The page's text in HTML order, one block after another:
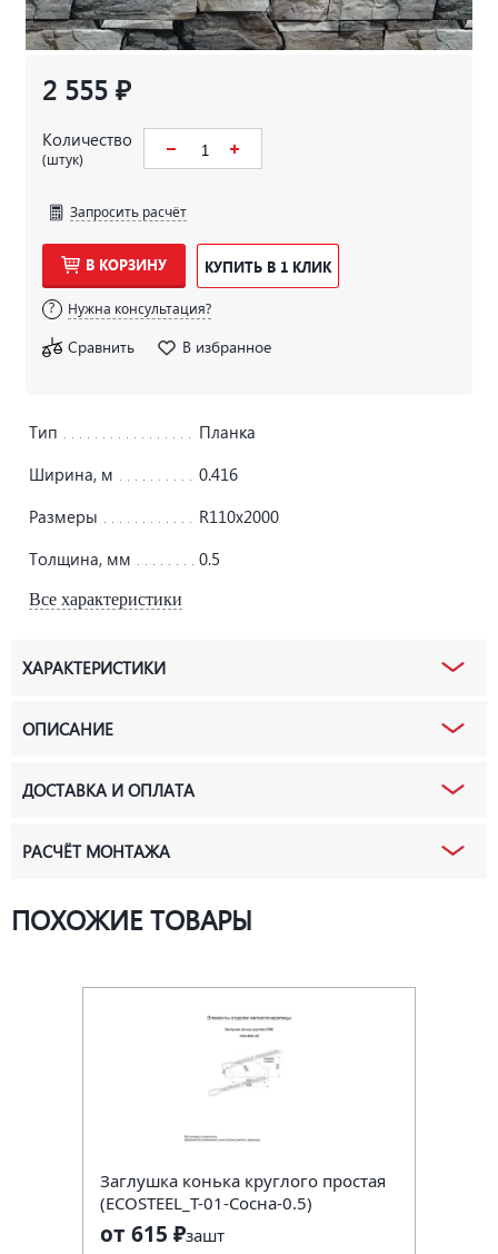
2 555 ₽
Количество
(штук)
Запросить расчёт
В КОРЗИНУ КУПИТЬ В 1 КЛИК
Нужна консультация?
Сравнить В избранное
Тип
Планка
Ширина, м
0.416
Размеры
R110х2000
Толщина, мм
0.5
Все характеристики
ХАРАКТЕРИСТИКИ
ОПИСАНИЕ
ДОСТАВКА И ОПЛАТА
РАСЧЁТ МОНТАЖА
ПОХОЖИЕ ТОВАРЫ
Заглушка конька круглого простая
(ECOSTEEL_T-01-Сосна-0.5)
от 615 ₽зашт